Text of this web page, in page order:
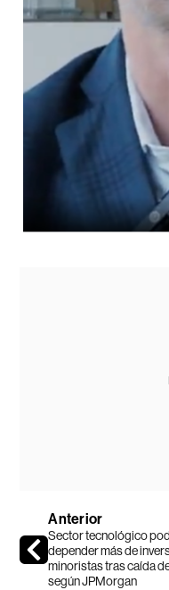
Anterior
Sector tecnológico
depender más de
minoristas tras caída
según JPMorgan